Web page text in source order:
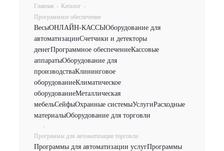
Главная - Каталог -
Программное обеспечение
ВесыОНЛАЙН-КАССЫОборудование для
автоматизацииСчетчики и детекторы
денегПрограммное обеспечениеКассовые
аппаратыОборудование для
производстваКлининговое
оборудованиеКлиматическое
оборудованиеМеталлическая
мебельСейфыОхранные системыУслугиРасходные
материалыОборудование для торговли
-
Программы для автоматизации торговли
Программы для автоматизации услугПрограммы